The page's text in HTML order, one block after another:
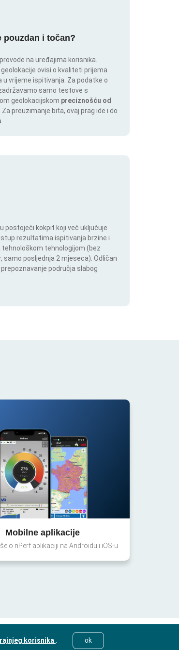
pouzdan i točan?
na uređajima korisnika.
ovisi o kvaliteti prijema
u vrijeme ispitivanja. Za podatke o
samo testove s
geolokacijskom preciznošću od
. Za preuzimanje bita, ovaj prag ide i do
postojeći kokpit koji već uključuje
rezultatima ispitivanja brzine i
tehnološkom tehnologijom (bez
samo posljednja 2 mjeseca). Odličan
područja slabog
Mobilne aplikacije
o nPerf aplikaciji na Androidu i iOS-u
korisnika ok